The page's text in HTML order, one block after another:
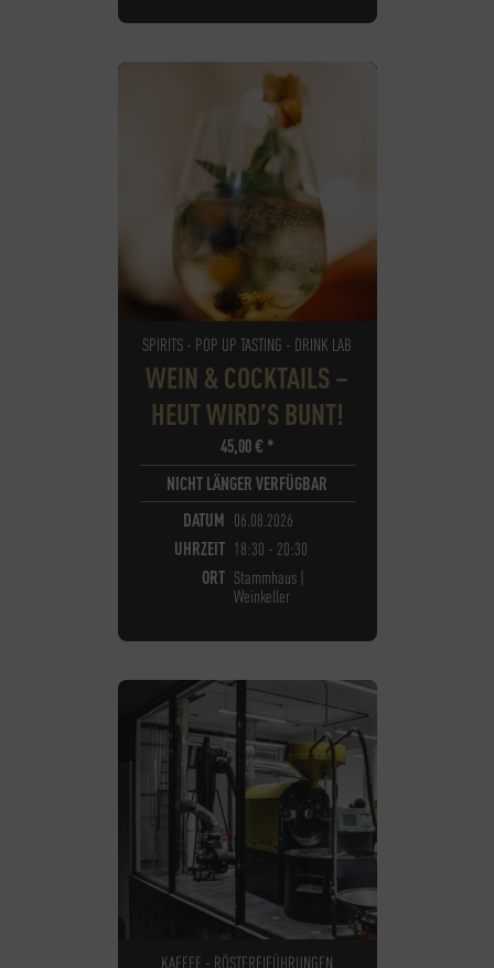
SPIRITS - POP UP TASTING - DRINK LAB
WEIN & COCKTAILS –
HEUT WIRD’S BUNT!
45,00€ *
NICHT LÄNGER VERFÜGBAR
DATUM 06.08.2026
UHRZEIT 18:30 - 20:30
ORT Stammhaus |
Weinkeller
KAFFEE - RÖSTEREIFÜHRUNGEN